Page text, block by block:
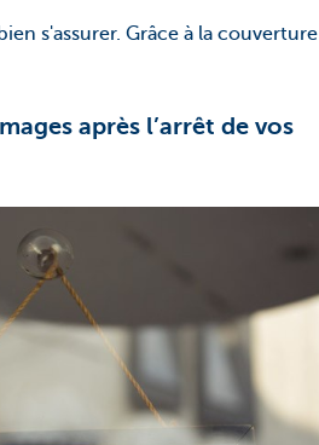
s'assurer. Grâce à la couverture
après l’arrêt de vos